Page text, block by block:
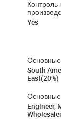
Контроль
Yes
Основные
South
East(20%)
Основные
Engineer,
Wholesaler